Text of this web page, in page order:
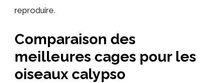
reproduire.
Comparaison des
meilleures cages pour les
oiseaux calypso